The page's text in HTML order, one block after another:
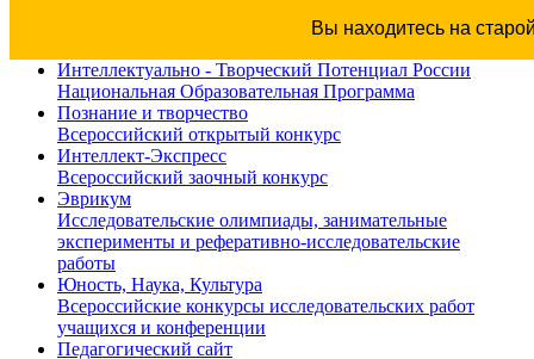
Вы находитесь на
Интеллектуально - Творческий Потенциал России
Национальная Образовательная Программа
Познание и творчество
Всероссийский открытый конкурс
Интеллект-Экспресс
Всероссийский заочный конкурс
Эврикум
Исследовательские олимпиады, занимательные
эксперименты и реферативно-исследовательские
работы
Юность, Наука, Культура
Всероссийские конкурсы исследовательских работ
учащихся и конференции
Педагогический сайт